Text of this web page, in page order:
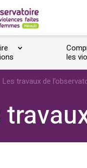
les
Les travaux de